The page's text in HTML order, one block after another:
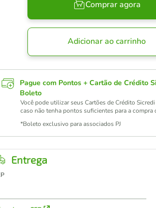
Comprar agora
Adicionar ao carrinho
Pague com Pontos + Cartão de Crédito
Boleto
Você pode utilizar seus Cartões de Crédito
caso não tenha pontos suficientes para a compra
*Boleto exclusivo para associados PJ
Entrega